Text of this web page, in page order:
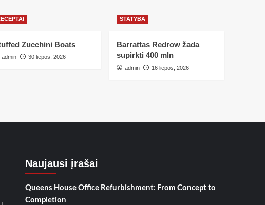
Zucchini Boats
admin 30 liepos, 2026
STATYBA
Barrattas Redrow žada
supirkti 400 mln
admin 16 liepos, 2026
Naujausi įrašai
Queens House Office Refurbishment: From Concept to
Completion